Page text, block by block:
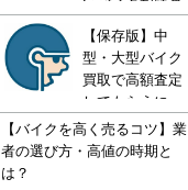
方法とは？
【保存版】中
型・大型バイク
買取で高額査定
してもらうに
は！？知ってお
きたい３つの知
【バイクを高く売るコツ】業
者の選び方・高値の時期と
は？